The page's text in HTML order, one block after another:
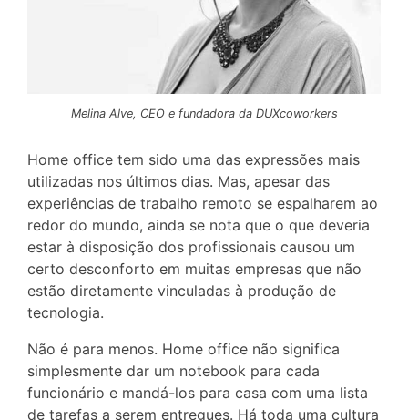
Melina Alve, CEO e fundadora da DUXcoworkers
Home office tem sido uma das expressões mais
utilizadas nos últimos dias. Mas, apesar das
experiências de trabalho remoto se espalharem ao
redor do mundo, ainda se nota que o que deveria
estar à disposição dos profissionais causou um
certo desconforto em muitas empresas que não
estão diretamente vinculadas à produção de
tecnologia.
Não é para menos. Home office não significa
simplesmente dar um notebook para cada
funcionário e mandá-los para casa com uma lista
de tarefas a serem entregues. Há toda uma cultura